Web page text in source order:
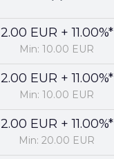
2.00 EUR + 11.00%*
Min: 10.00 EUR
2.00 EUR + 11.00%*
Min: 10.00 EUR
2.00 EUR + 11.00%*
Min: 20.00 EUR